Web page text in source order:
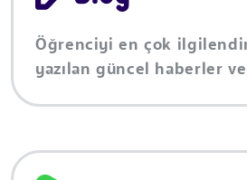
Öğrenciyi en çok
yazılan güncel haberler